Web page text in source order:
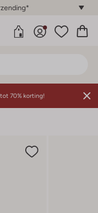
70% korting!